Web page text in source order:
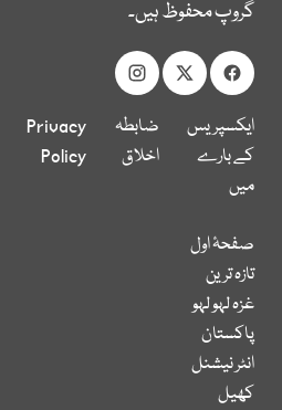
گروپ محفوظ ہیں۔
ایکسپریس
کے بارے
میں
ضابطہ
اخلاق
Privacy
Policy
صفحۂ اول
تازہ ترین
غزہ لہو لہو
پاکستان
انٹر نیشنل
کھیل